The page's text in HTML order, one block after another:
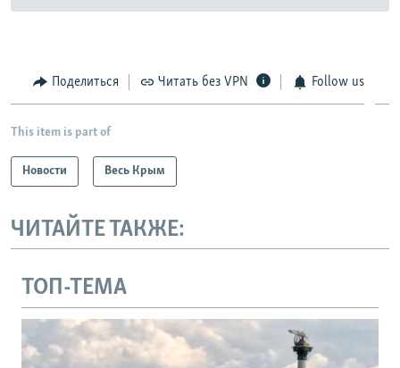
Поделиться Читать без VPN Follow us
This item is part of
Новости Весь Крым
ЧИТАЙТЕ ТАКЖЕ:
ТОП-ТЕМА